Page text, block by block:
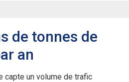
de tonnes de
an
capte un volume de trafic